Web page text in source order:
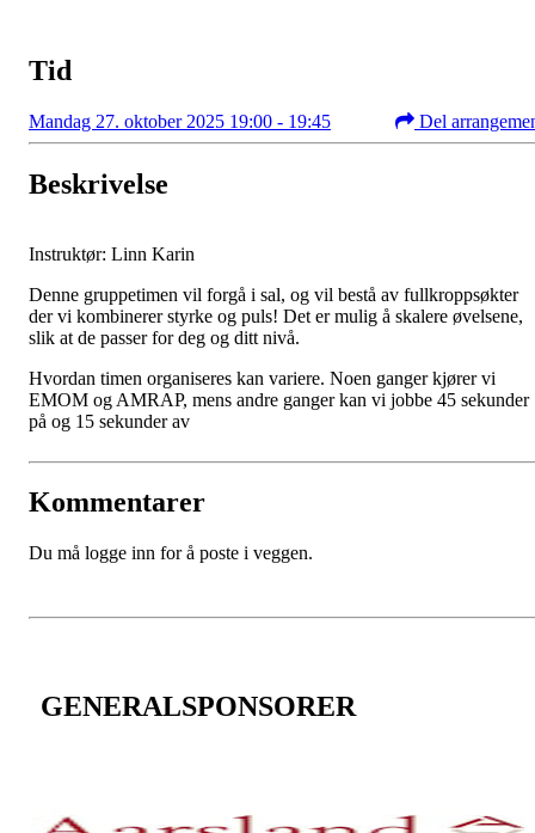
Tid
Mandag 27. oktober 2025 19:00 - 19:45 Del
Beskrivelse
Instruktør: Linn Karin
Denne gruppetimen vil forgå i sal, og vil bestå av fullkroppsøkter
der vi kombinerer styrke og puls! Det er mulig å skalere øvelsene,
slik at de passer for deg og ditt nivå.
Hvordan timen organiseres kan variere. Noen ganger kjører vi
EMOM og AMRAP, mens andre ganger kan vi jobbe 45 sekunder
på og 15 sekunder av
Kommentarer
Du må logge inn for å poste i veggen.
GENERALSPONSORER